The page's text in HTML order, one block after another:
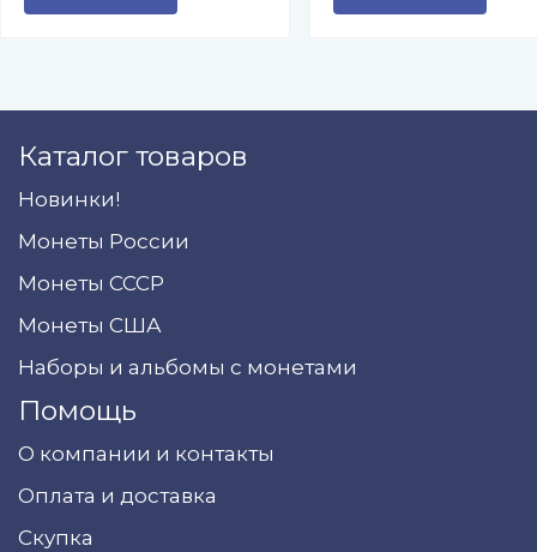
Каталог товаров
Новинки!
Монеты России
Монеты СССР
Монеты США
Наборы и альбомы с монетами
Помощь
О компании и контакты
Оплата и доставка
Скупка